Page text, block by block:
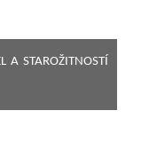
a starožitností